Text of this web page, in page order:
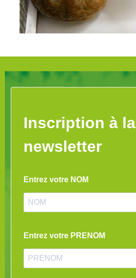
Inscription à la
newsletter
Entrez votre NOM
Entrez votre PRENOM